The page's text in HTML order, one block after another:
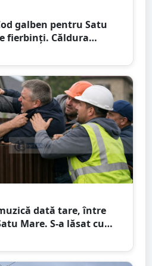
galben pentru Satu
fierbinți. Căldura
pe județ
dată tare, între
Mare. S-a lăsat cu